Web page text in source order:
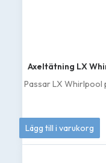
Axeltätning LX
Passar LX Whirlpool
249kr
Lägg till i varukorg